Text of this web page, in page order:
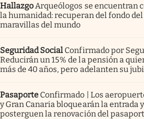
Hallazgo Arqueólogos se encuentran
la humanidad: recuperan del fondo del
maravillas del mundo
Seguridad Social Confirmado por
Reducirán un 15% de la pensión a
más de 40 años, pero adelanten su
Pasaporte Confirmado | Los
y Gran Canaria bloquearán la entrada
posterguen la renovación del